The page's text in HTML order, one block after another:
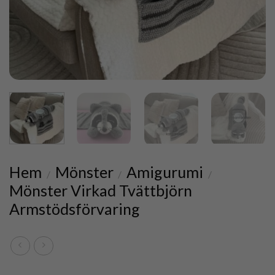
Hem / Mönster / Amigurumi /
Mönster Virkad Tvättbjörn
Armstödsförvaring